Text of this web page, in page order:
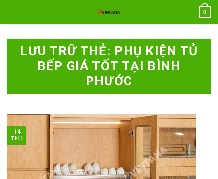
nội
0
LƯU TRỮ THẺ: PHỤ KIỆN TỦ
BẾP GIÁ TỐT TẠI BÌNH
PHƯỚC
14
Th11